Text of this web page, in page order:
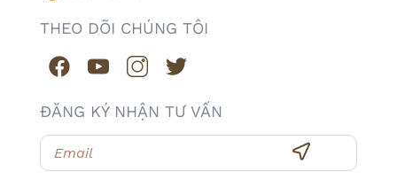
THEO DÕI CHÚNG TÔI
ĐĂNG KÝ NHẬN TƯ VẤN